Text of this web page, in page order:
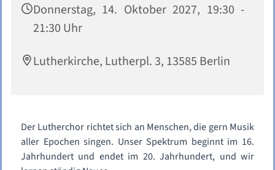
Donnerstag, 14. Oktober 2027, 19:30 -
21:30 Uhr
Lutherkirche, Lutherpl. 3, 13585 Berlin
Der Lutherchor richtet sich an Menschen, die gern Musik
aller Epochen singen. Unser Spektrum beginnt im 16.
Jahrhundert und endet im 20. Jahrhundert, und wir